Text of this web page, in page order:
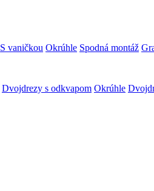
S vaničkou Okrúhle Spodná montáž
Dvojdrezy s odkvapom Okrúhle